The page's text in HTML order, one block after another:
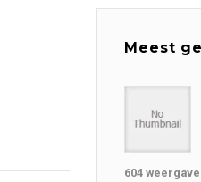
Meest
604